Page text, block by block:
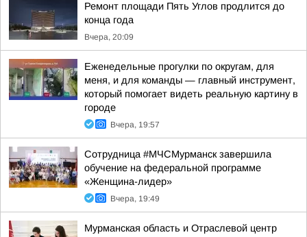
Ремонт площади Пять Углов продлится до
конца года
Вчера, 20:09
Еженедельные прогулки по округам, для
меня, и для команды — главный инструмент,
который помогает видеть реальную картину в
городе
Вчера, 19:57
Сотрудница #МЧСМурманск завершила
обучение на федеральной программе
«Женщина-лидер»
Вчера, 19:49
Мурманская область и Отраслевой центр